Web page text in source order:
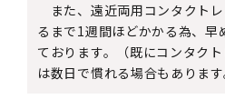
また、遠近両用コンタクト
るまで1週間ほどかかる為、早
ております。（既にコンタク
は数日で慣れる場合もあります